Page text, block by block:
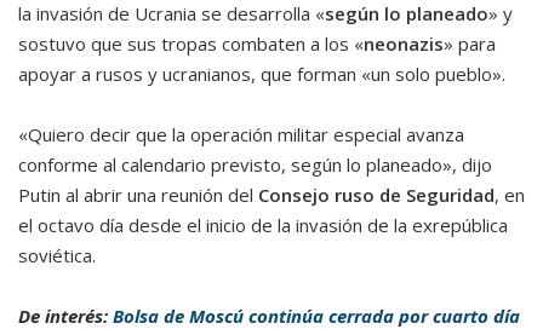
la invasión de Ucrania se desarrolla «según lo planeado» y
sostuvo que sus tropas combaten a los «neonazis» para
apoyar a rusos y ucranianos, que forman «un solo pueblo».
«Quiero decir que la operación militar especial avanza
conforme al calendario previsto, según lo planeado», dijo
Putin al abrir una reunión del Consejo ruso de Seguridad, en
el octavo día desde el inicio de la invasión de la exrepública
soviética.
De interés: Bolsa de Moscú continúa cerrada por cuarto día